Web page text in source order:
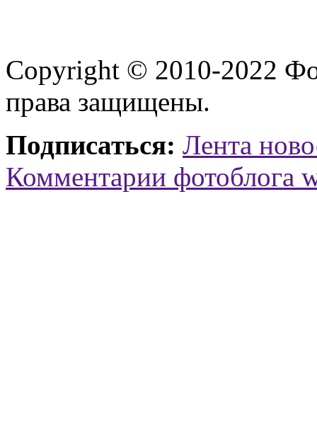
Copyright © 2010-2022
права защищены.
Подписаться: Лента
Комментарии фотоблога